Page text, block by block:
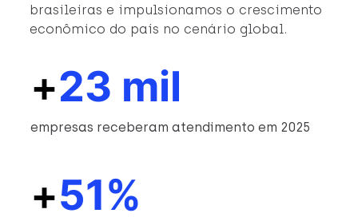
brasileiras e impulsionamos o crescimento
econômico do país no cenário global.
+23 mil
empresas receberam atendimento em 2025
+51%